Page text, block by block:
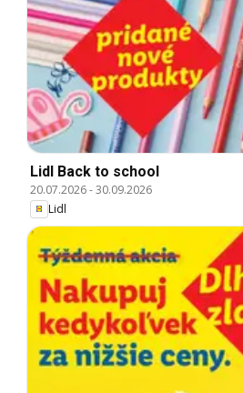
Lidl Back to school
20.07.2026-30.09.2026
Lidl